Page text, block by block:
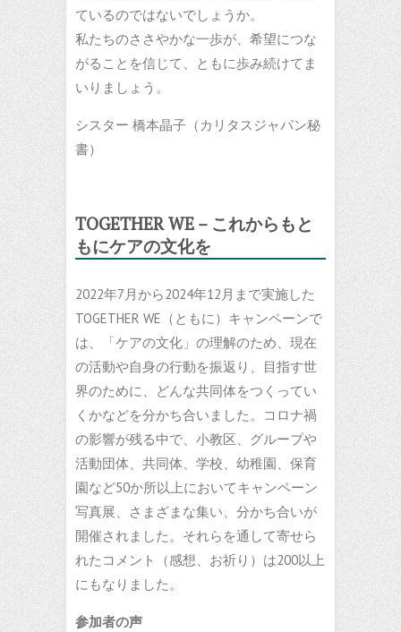
ているのではないでしょうか。
私たちのささやかな一歩が、希望につな
がることを信じて、ともに歩み続けてま
いりましょう。
シスター 橋本晶子（カリタスジャパン秘
書）
TOGETHER WE－これからもと
もにケアの文化を
2022年7月から2024年12月まで実施した
TOGETHER WE（ともに）キャンペーンで
は、「ケアの文化」の理解のため、現在
の活動や自身の行動を振返り、目指す世
界のために、どんな共同体をつくってい
くかなどを分かち合いました。コロナ禍
の影響が残る中で、小教区、グループや
活動団体、共同体、学校、幼稚園、保育
園など50か所以上においてキャンペーン
写真展、さまざまな集い、分かち合いが
開催されました。それらを通して寄せら
れたコメント（感想、お祈り）は200以上
にもなりました。
参加者の声